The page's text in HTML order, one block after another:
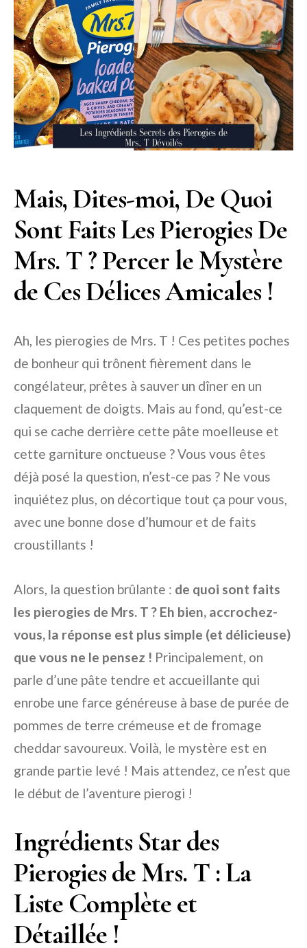
Mais, Dites-moi, De Quoi
Sont Faits Les Pierogies De
Mrs. T ? Percer le Mystère
de Ces Délices Amicales !
Ah, les pierogies de Mrs. T ! Ces petites poches
de bonheur qui trônent fièrement dans le
congélateur, prêtes à sauver un dîner en un
claquement de doigts. Mais au fond, qu’est-ce
qui se cache derrière cette pâte moelleuse et
cette garniture onctueuse ? Vous vous êtes
déjà posé la question, n’est-ce pas ? Ne vous
inquiétez plus, on décortique tout ça pour vous,
avec une bonne dose d’humour et de faits
croustillants !
Alors, la question brûlante : de quoi sont faits
les pierogies de Mrs. T ? Eh bien, accrochez-
vous, la réponse est plus simple (et délicieuse)
que vous ne le pensez ! Principalement, on
parle d’une pâte tendre et accueillante qui
enrobe une farce généreuse à base de purée de
pommes de terre crémeuse et de fromage
cheddar savoureux. Voilà, le mystère est en
grande partie levé ! Mais attendez, ce n’est que
le début de l’aventure pierogi !
Ingrédients Star des
Pierogies de Mrs. T : La
Liste Complète et
Détaillée !